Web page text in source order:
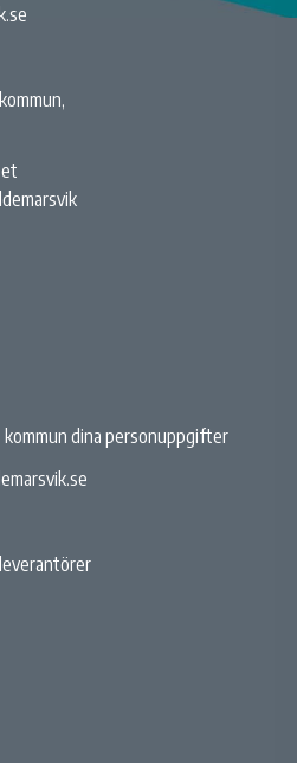
kommun dina personuppgifter